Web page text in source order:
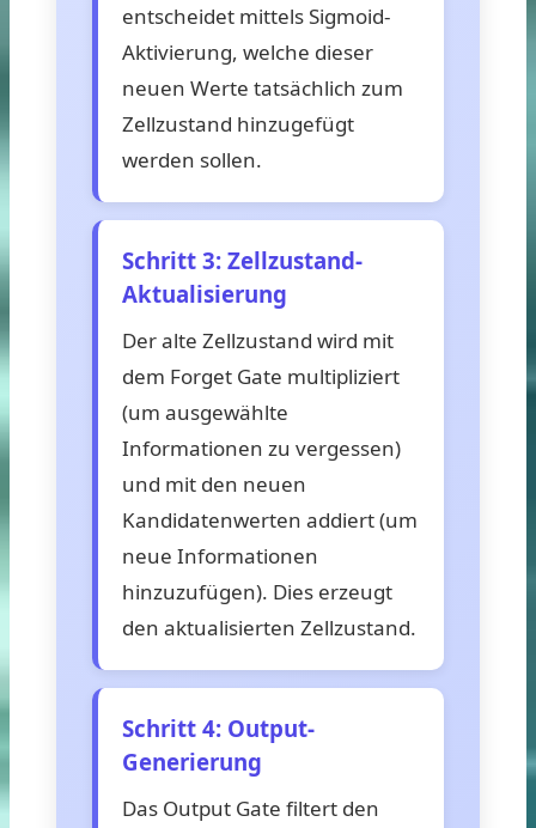
entscheidet mittels Sigmoid-
Aktivierung, welche dieser
neuen Werte tatsächlich zum
Zellzustand hinzugefügt
werden sollen.
Schritt 3: Zellzustand-
Aktualisierung
Der alte Zellzustand wird mit
dem Forget Gate multipliziert
(um ausgewählte
Informationen zu vergessen)
und mit den neuen
Kandidatenwerten addiert (um
neue Informationen
hinzuzufügen). Dies erzeugt
den aktualisierten Zellzustand.
Schritt 4: Output-
Generierung
Das Output Gate filtert den